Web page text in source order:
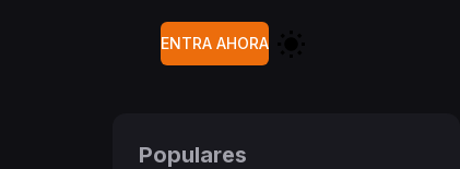
ENTRA AHORA
Populares